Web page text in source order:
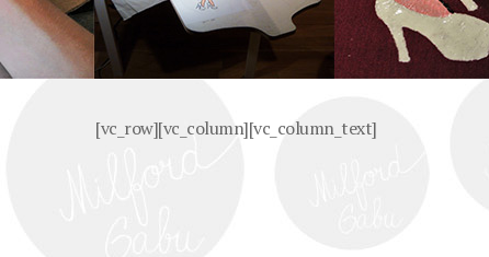
[vc_row][vc_column][vc_column_text]